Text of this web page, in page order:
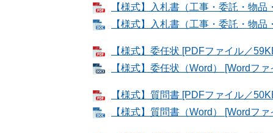
【様式】入札書（工事・委託・物
【様式】入札書（工事・委託・物
【様式】委任状 [PDFファイル／
【様式】委任状（Word） [Wordフ
【様式】質問書 [PDFファイル／
【様式】質問書（Word） [Wordフ